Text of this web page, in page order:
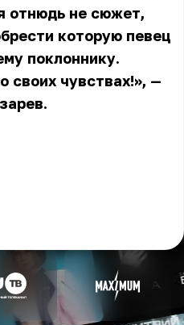
отнюдь не сюжет,
которую певец
поклоннику.
своих чувствах!», —